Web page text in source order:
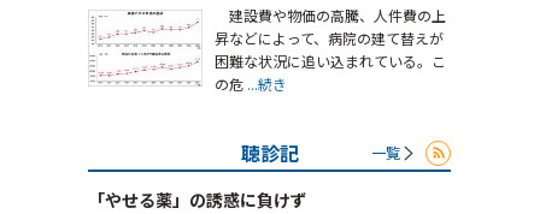
建設費や物価の高騰、人件費の上
昇などによって、病院の建て替えが
困難な状況に追い込まれている。こ
の危 ...続き
聴診記 一覧
「やせる薬」の誘惑に負けず